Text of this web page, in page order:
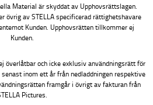
Material är skyddat av Upphovsrättslagen.
övrig av STELLA specificerad rättighetshavare
Kunden. Upphovsrätten tillkommer ej
Kunden.
överlåtbar och icke exklusiv användningsrätt för
inom ett år från nedladdningen respektive
framgår i övrigt av fakturan från
Pictures.